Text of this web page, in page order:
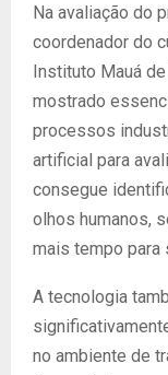
Na avaliação do
coordenador do
Instituto Mauá
mostrado
processos
artificial para
consegue
olhos humanos,
mais tempo para
A tecnologia
no ambiente de